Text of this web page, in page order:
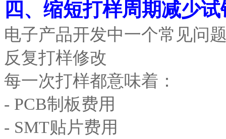
四、缩短打样周期减少
电子产品开发中一个常见问
反复打样修改
每一次打样都意味着：
- PCB制板费用
- SMT贴片费用